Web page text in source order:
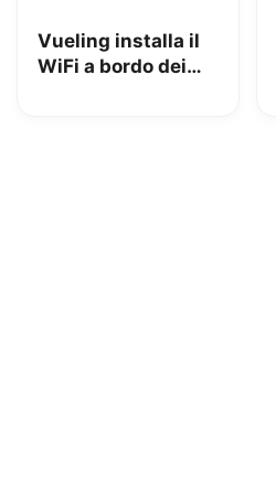
Vueling installa il
WiFi a bordo dei